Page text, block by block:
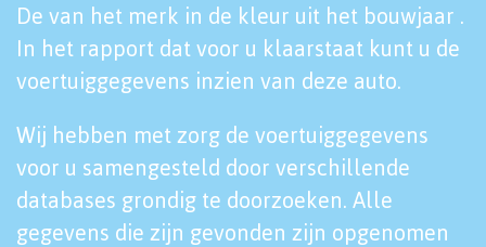
De van het merk in de kleur uit het bouwjaar .
In het rapport dat voor u klaarstaat kunt u de
voertuiggegevens inzien van deze auto.
Wij hebben met zorg de voertuiggegevens
voor u samengesteld door verschillende
databases grondig te doorzoeken. Alle
gegevens die zijn gevonden zijn opgenomen